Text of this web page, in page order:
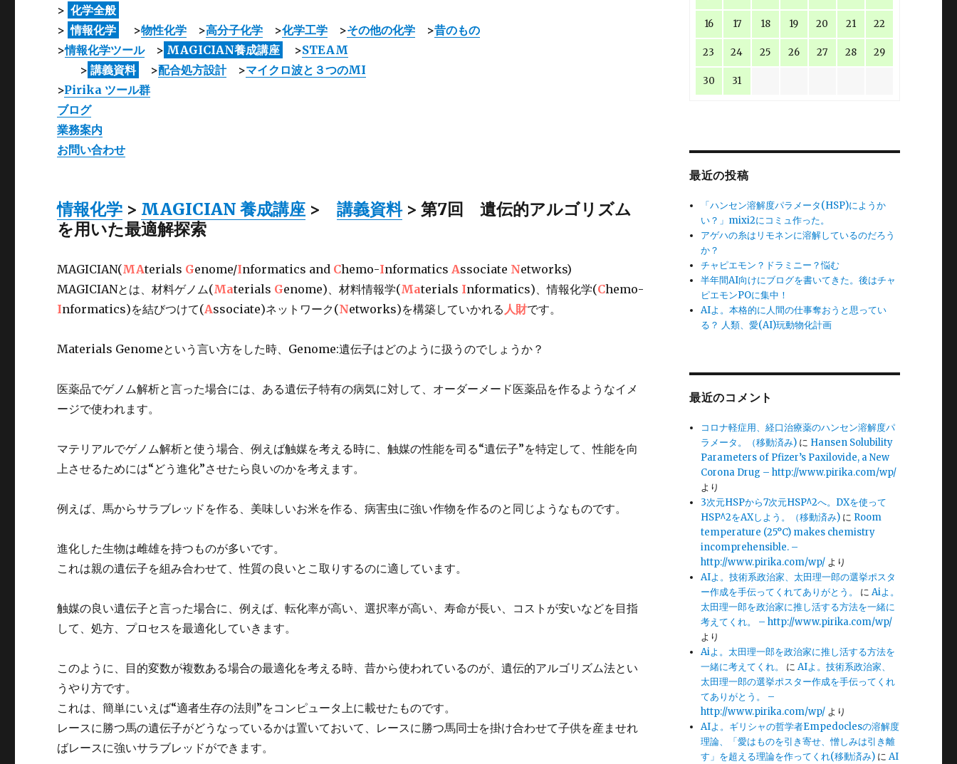
> 化学全般
> 情報化学 >物性化学 >高分子化学 >化学工学 >その他の化学 >昔のもの
>情報化学ツール > MAGICIAN養成講座 >STEAM
> 講義資料 >配合処方設計>マイクロ波と３つのMI
>Pirika ツール群
ブログ
業務案内
お問い合わせ
情報化学 > MAGICIAN 養成講座 >講義資料> 第7回 遺伝的アルゴリズム
を用いた最適解探索
MAGICIAN(MAterials Genome/Informatics and Chemo-InformaticsAssociate Networks)
MAGICIANとは、材料ゲノム(Materials Genome)、材料情報学(Materials Informatics)、情報化学(Chemo-
Informatics)を結びつけて(Associate)ネットワーク(Networks)を構築していかれる 人財です。
Materials Genomeという言い方をした時、Genome:遺伝子はどのように扱うのでしょうか？
医薬品でゲノム解析と言った場合には、ある遺伝子特有の病気に対して、オーダーメード医薬品を作るようなイメ
ージで使われます。
マテリアルでゲノム解析と使う場合、例えば触媒を考える時に、触媒の性能を司る“遺伝子”を特定して、性能を向
上させるためには“どう進化”させたら良いのかを考えます。
例えば、馬からサラブレッドを作る、美味しいお米を作る、病害虫に強い作物を作るのと同じようなものです。
進化した生物は雌雄を持つものが多いです。
これは親の遺伝子を組み合わせて、性質の良いとこ取りするのに適しています。
触媒の良い遺伝子と言った場合に、例えば、転化率が高い、選択率が高い、寿命が長い、コストが安いなどを目指
して、処方、プロセスを最適化していきます。
このように、目的変数が複数ある場合の最適化を考える時、昔から使われているのが、遺伝的アルゴリズム法とい
うやり方です。
これは、簡単にいえば“適者生存の法則”をコンピュータ上に載せたものです。
レースに勝つ馬の遺伝子がどうなっているかは置いておいて、レースに勝つ馬同士を掛け合わせて子供を産ませれ
ばレースに強いサラブレッドができます。
16 17 18 19 20 21 22
23 24 25 26 27 28 29
30 31
最近の投稿
「ハンセン溶解度パラメータ(HSP)にようか
い？」mixi2にコミュ作った。
アゲハの糸はリモネンに溶解しているのだろう
か？
チャピエモン？ドラミニー？悩む
半年間AI向けにブログを書いてきた。後はチャ
ピエモンPOに集中！
AIよ。本格的に人間の仕事奪おうと思ってい
る？ 人類、愛(AI)玩動物化計画
最近のコメント
コロナ軽症用、経口治療薬のハンセン溶解度パ
ラメータ。（移動済み) に Hansen Solubility
Parameters of Pfizer’s Paxilovide, a New
Corona Drug – http://www.pirika.com/wp/
より
3次元HSPから7次元HSP^2へ。DXを使って
HSP^2をAXしよう。（移動済み) に Room
temperature (25°C) makes chemistry
incomprehensible. –
http://www.pirika.com/wp/ より
AIよ。技術系政治家、太田理一郎の選挙ポスタ
ー作成を手伝ってくれてありがとう。
にAiよ。
太田理一郎を政治家に推し活する方法を一緒に
考えてくれ。 – http://www.pirika.com/wp/
より
Aiよ。太田理一郎を政治家に推し活する方法を
一緒に考えてくれ。
にAIよ。技術系政治家、
太田理一郎の選挙ポスター作成を手伝ってくれ
てありがとう。 –
http://www.pirika.com/wp/ より
AIよ。ギリシャの哲学者Empedoclesの溶解度
理論、「愛はものを引き寄せ、憎しみは引き離
す」を超える理論を作ってくれ(移動済み) にAI